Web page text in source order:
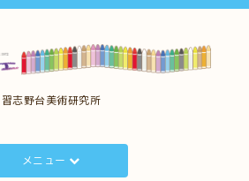
習志野台美術研究所
メニュー